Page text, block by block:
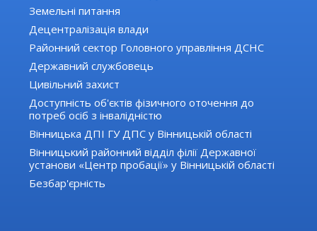
Земельні питання
Децентралізація влади
Районний сектор Головного управління ДСНС
Державний службовець
Цивільний захист
Доступність об'єктів фізичного оточення до
потреб осіб з інвалідністю
Вінницька ДПІ ГУ ДПС у Вінницькій області
Вінницький районний відділ філії Державної
установи «Центр пробації» у Вінницькій області
Безбар'єрність